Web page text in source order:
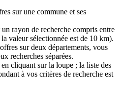
sur une commune et ses
rayon de recherche compris entre
valeur sélectionnée est de 10 km).
sur deux départements, vous
recherches séparées.
cliquant sur la loupe ; la liste des
à vos critères de recherche est